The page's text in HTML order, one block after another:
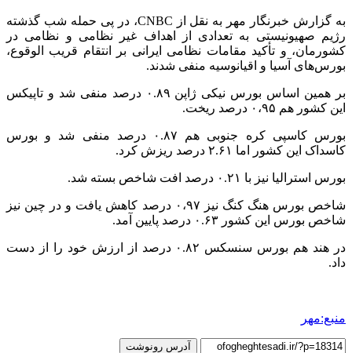
به گزارش خبرنگار مهر به نقل از CNBC، در پی حمله شب گذشته
رژیم صهیونیستی به تعدادی از اهداف غیر نظامی و نظامی در
کشورمان، و تأکید مقامات نظامی ایرانی بر انتقام قریب
الوقوع،
بورس‌های آسیا و اقیانوسیه منفی شدند.
بر همین اساس بورس نیکی ژاپن ۰.۸۹ درصد منفی شد و
تاپیکس
این کشور هم ۰‌،۹۵ درصد ریخت.
بورسکاسپی کره جنوبی هم ۰.۸۷ درصد منفی شد و بورس
کاسداک این کشور اما ۲.۶۱ درصد ریزش کرد.
بورس استرالیا نیز با ۰.۲۱ درصد افت شاخص بسته شد.
شاخص بورس هنگ کنگ نیز ۰‌،۹۷ درصد کاهش یافت و در چین نیز
شاخص بورس این کشور ۰.۶۳ درصد پایین آمد.
در هند هم بورس سنسکس
۰.۸۲ درصد از ارزش خود را از دست
داد.
منبع:مهر
آدرس رونوشت